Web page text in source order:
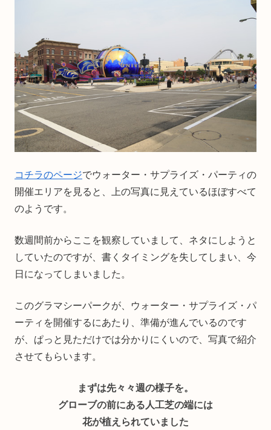
コチラのページでウォーター・サプライズ・パーティの
開催エリアを見ると、上の写真に見えているほぼすべて
のようです。
数週間前からここを観察していまして、ネタにしようと
していたのですが、書くタイミングを失してしまい、今
日になってしまいました。
このグラマシーパークが、ウォーター・サプライズ・パ
ーティを開催するにあたり、準備が進んでいるのです
が、ぱっと見ただけでは分かりにくいので、写真で紹介
させてもらいます。
まずは先々々週の様子を。
グローブの前にある人工芝の端には
花が植えられていました